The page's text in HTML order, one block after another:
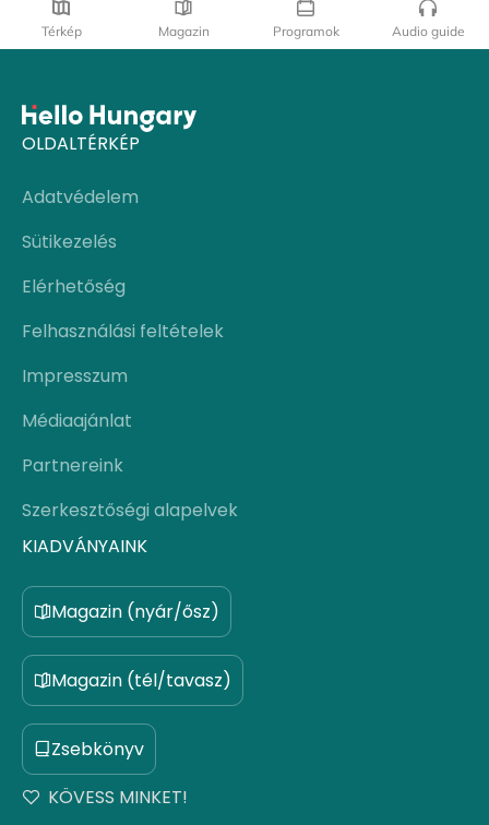
Térkép Magazin Programok Audio guide
OLDALTÉRKÉP
Adatvédelem
Sütikezelés
Elérhetőség
Felhasználási feltételek
Impresszum
Médiaajánlat
Partnereink
Szerkesztőségi alapelvek
KIADVÁNYAINK
Magazin (nyár/ősz)
Magazin (tél/tavasz)
Zsebkönyv
KÖVESS MINKET!